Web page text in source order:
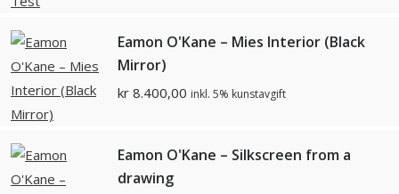
Eamon O'Kane – Mies Interior (Black
Mirror)
kr 8.400,00 inkl. 5% kunstavgift
Eamon O'Kane – Silkscreen from a
drawing